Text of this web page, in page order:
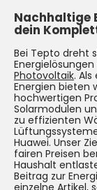
Nachhaltige
dein
Bei Tepto dreht
Photovoltaik.
Energien bieten
hochwertigen
Solarmodulen
zu effizienten
Huawei. Unser
fairen Preisen
Haushalt
Beitrag zur
einzelne Artikel,